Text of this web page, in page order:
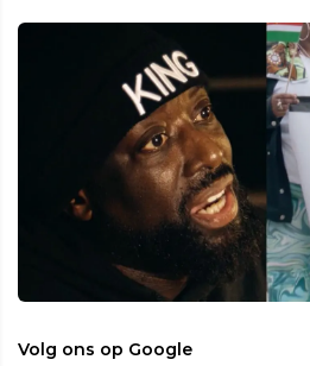
Volg ons op Google